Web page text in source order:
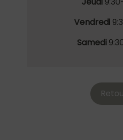
Vendredi
Samedi